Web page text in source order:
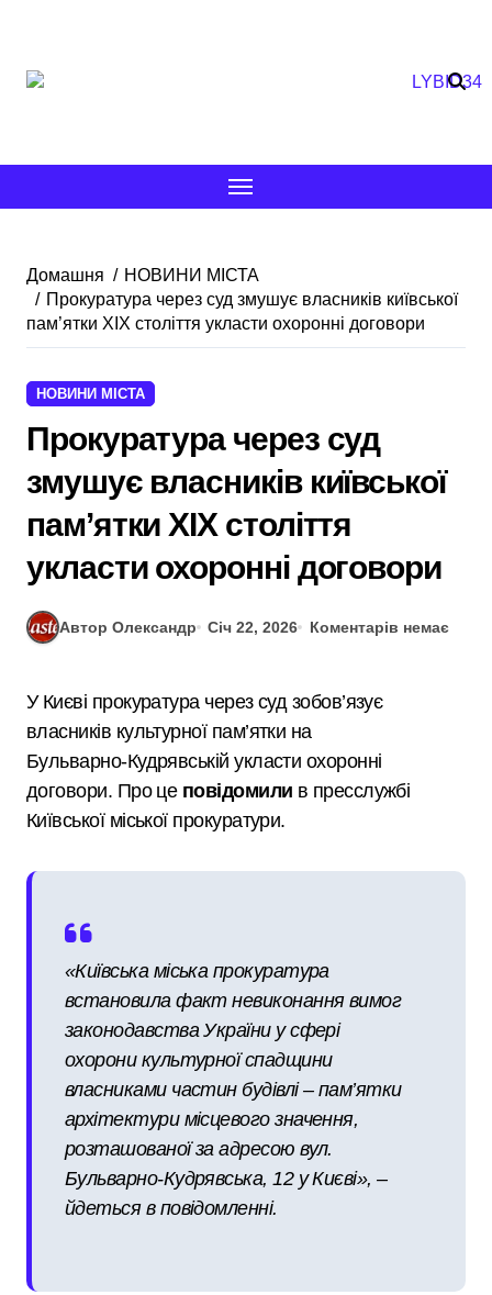
Домашня
НОВИНИ МІСТА
Прокуратура через суд змушує власників київської
пам’ятки XIX століття укласти охоронні договори
НОВИНИ МІСТА
Прокуратура через суд
змушує власників київської
пам’ятки XIX століття
укласти охоронні договори
Автор Олександр Січ 22, 2026 Коментарів немає
У Києві прокуратура через суд зобов’язує
власників культурної пам’ятки на
Бульварно‑Кудрявській укласти охоронні
договори. Про це повідомили в пресслужбі
Київської міської прокуратури.
«Київська міська прокуратура
встановила факт невиконання вимог
законодавства України у сфері
охорони культурної спадщини
власниками частин будівлі – пам’ятки
архітектури місцевого значення,
розташованої за адресою вул.
Бульварно‑Кудрявська, 12 у Києві», –
йдеться в повідомленні.